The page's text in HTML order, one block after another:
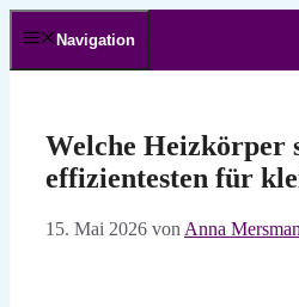
Zum
Inhalt Navigation
Welche Heizkörper
effizientesten für
15. Mai 2026 von Anna